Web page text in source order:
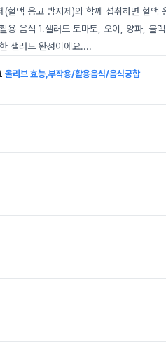
(혈액 응고 방지제)와 함께 섭취하면 혈
용 음식 1.샐러드 토마토, 오이, 양파, 블
샐러드 완성이에요....
올리브 효능,부작용/활용음식/음식궁합